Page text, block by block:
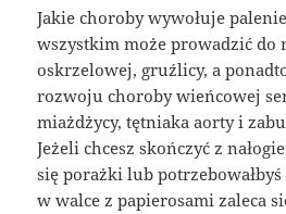
Jakie choroby wywołuje
wszystkim może prowadzić do
oskrzelowej, gruźlicy, a
rozwoju choroby wieńcowej
miażdżycy, tętniaka aorty i
Jeżeli chcesz skończyć z
się porażki lub
w walce z papierosami zaleca